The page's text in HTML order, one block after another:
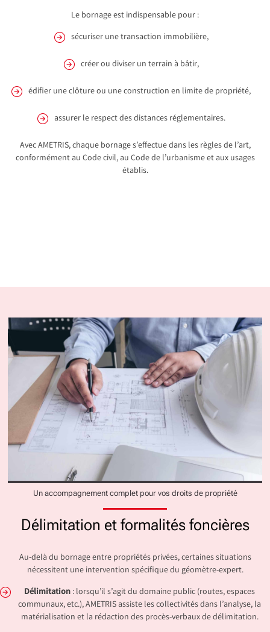
Le bornage est indispensable pour :
sécuriser une transaction immobilière,
créer ou diviser un terrain à bâtir,
édifier une clôture ou une construction en limite de propriété,
assurer le respect des distances réglementaires.
Avec AMETRIS, chaque bornage s’effectue dans les règles de l’art,
conformément au Code civil, au Code de l’urbanisme et aux usages
établis.
Un accompagnement complet pour vos droits de propriété
Délimitation et formalités foncières
Au-delà du bornage entre propriétés privées, certaines situations
nécessitent une intervention spécifique du géomètre-expert.
Délimitation : lorsqu’il s’agit du domaine public (routes, espaces
communaux, etc.), AMETRIS assiste les collectivités dans l’analyse, la
matérialisation et la rédaction des procès-verbaux de délimitation.